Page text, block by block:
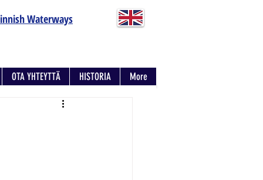
Waterways
OTA YHTEYTTÄ HISTORIA More